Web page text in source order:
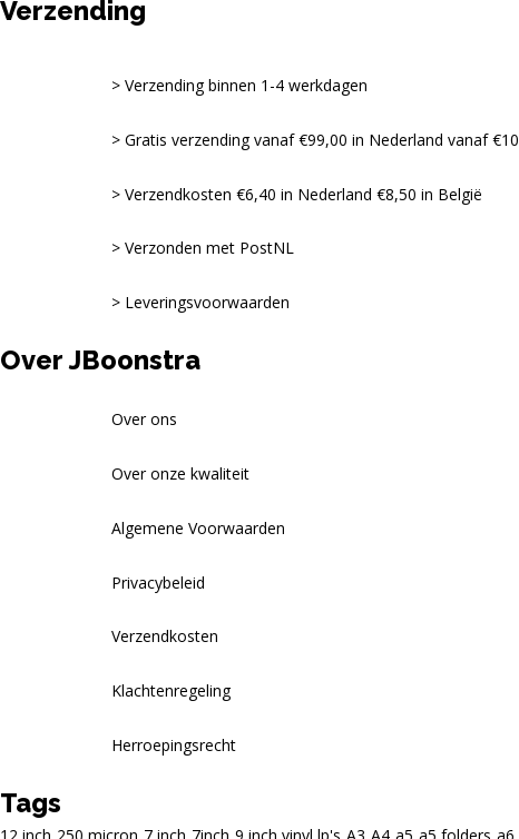
Verzending
Verzending binnen 1-4 werkdagen
Gratis verzending vanaf €99,00 in Nederland vanaf
Verzendkosten €6,40 in Nederland €8,50 in België
Verzonden met PostNL
Leveringsvoorwaarden
Over JBoonstra
Over ons
Over onze kwaliteit
Algemene Voorwaarden
Privacybeleid
Verzendkosten
Klachtenregeling
Herroepingsrecht
Tags